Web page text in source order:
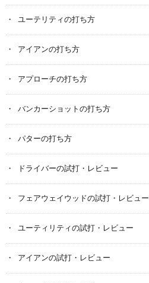
ユーテリティの打ち方
アイアンの打ち方
アプローチの打ち方
バンカーショットの打ち方
パターの打ち方
ドライバーの試打・レビュー
フェアウェイウッドの試打・レビュー
ユーティリティの試打・レビュー
アイアンの試打・レビュー